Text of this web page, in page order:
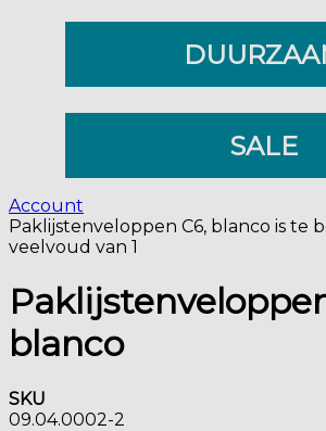
SALE
Account
Paklijstenveloppen C6, blanco is te
veelvoud van 1
blanco
SKU
09.04.0002-2